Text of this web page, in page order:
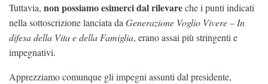
Tuttavia, non possiamo esimerci dal rilevareche i punti indicati
nella sottoscrizione lanciata daGenerazione Voglio Vivere – In
difesa della Vita e della Famiglia, erano assai più stringenti e
impegnativi.
Apprezziamo comunque gli impegni assunti dal presidente,